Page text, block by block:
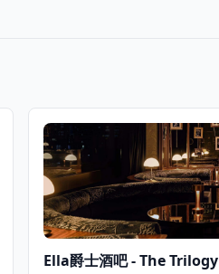
Ella爵士酒吧 - The Trilogy